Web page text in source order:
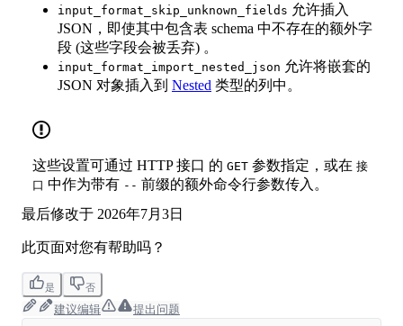
input_format_skip_unknown_fields 允许插入
JSON，即使其中包含表 schema 中不存在的额外字
段 (这些字段会被丢弃) 。
input_format_import_nested_json 允许将嵌套的
JSON 对象插入到 Nested 类型的列中。
这些设置可通过 HTTP 接口 的 GET 参数指定，或在 接
口 中作为带有 -- 前缀的额外命令行参数传入。
最后修改于 2026年7月3日
此页面对您有帮助吗？
是 否
建议编辑 提出问题